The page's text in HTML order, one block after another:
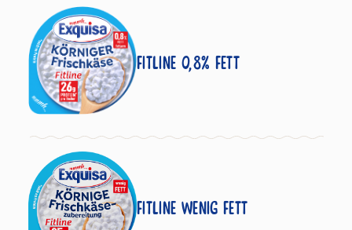
Fitline 0,8% Fett
Fitline wenig Fett